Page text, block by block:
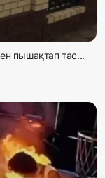
пышақтап тас...